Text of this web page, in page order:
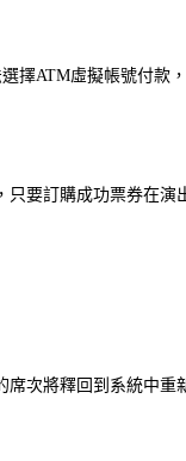
擇ATM虛擬帳號付款
要訂購成功票券在
次將釋回到系統中重